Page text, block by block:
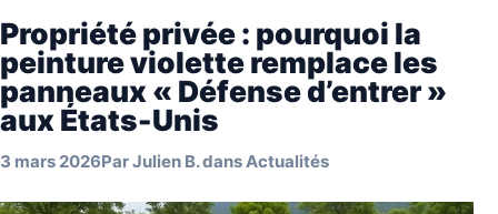
Propriété privée : pourquoi la
peinture violette remplace les
panneaux « Défense d’entrer »
aux États-Unis
3 mars 2026ParJulien B.dansActualités